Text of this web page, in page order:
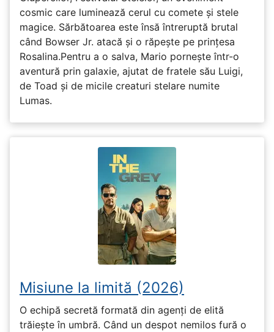
cosmic care luminează cerul cu comete și stele
magice. Sărbătoarea este însă întreruptă brutal
când Bowser Jr. atacă și o răpește pe prinţesa
Rosalina.Pentru a o salva, Mario pornește într-o
aventură prin galaxie, ajutat de fratele său Luigi,
de Toad și de micile creaturi stelare numite
Lumas.
Misiune la limită (2026)
O echipă secretă formată din agenți de elită
trăiește în umbră. Când un despot nemilos fură o